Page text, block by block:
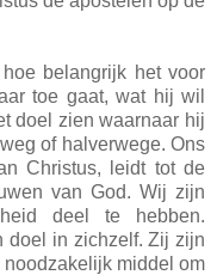
belangrijk het voor
toe gaat, wat hij wil
doel zien waarnaar hij
of halverwege. Ons
Christus, leidt tot de
van God. Wij zijn
deel te hebben.
doel in zichzelf. Zij zijn
middel om